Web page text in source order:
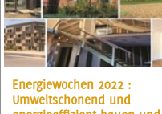
Energiewochen 2022 :
Umweltschonend und